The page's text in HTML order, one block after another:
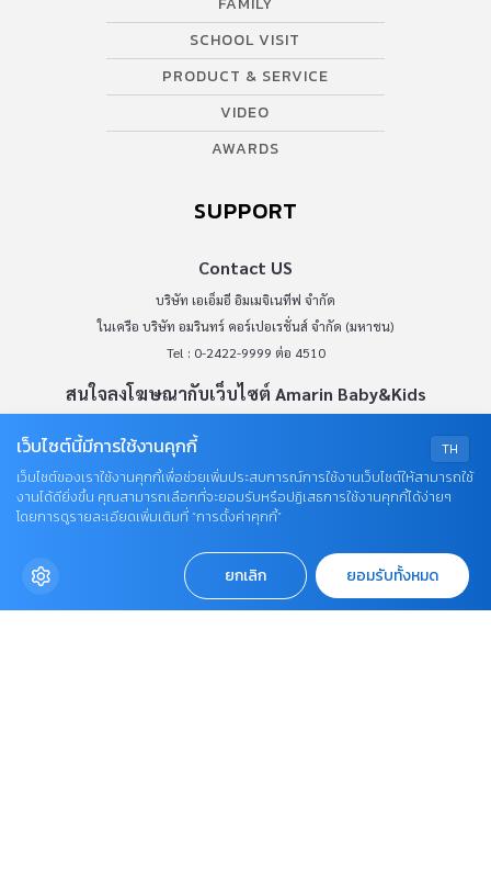
บริษัท เอเอ็มอี อิมเมจิเนทีฟ จำกัด
ในเครือ บริษัท อมรินทร์ คอร์เปอเรชั่นส์ จำกัด (มหาชน)
Tel : 0-2422-9999 ต่อ 4510
สนใจลงโฆษณากับเว็บไซต์ Amarin Baby&Kids
Tel : 02-422-9999 ต่อ 4775
Report an issue or send feedback
(จันทร์ - ศุกร์ เวลา 09.00 - 18.00 น)
bdcx@amarin.co.th
Privacy Policy
OUR SOCIALS
© COPYRIGHT 2026
AME IMAGINATIVE COMPANY LIMITED.
TH
เว็บไซต์นี้มีการใช้งานคุกกี้
เว็บไซต์ของเราใช้งานคุกกี้เพื่อช่วยเพิ่มประสบการณ์การใช้งานเว็บไซต์ให้สามารถใช้
งานได้ดียิ่งขึ้น คุณสามารถเลือกที่จะยอมรับหรือปฏิเสธการใช้งานคุกกี้ได้ง่ายๆ
โดยการดูรายละเอียดเพิ่มเติมที่ “การตั้งค่าคุกกี้”
ยกเลิก ยอมรับทั้งหมด